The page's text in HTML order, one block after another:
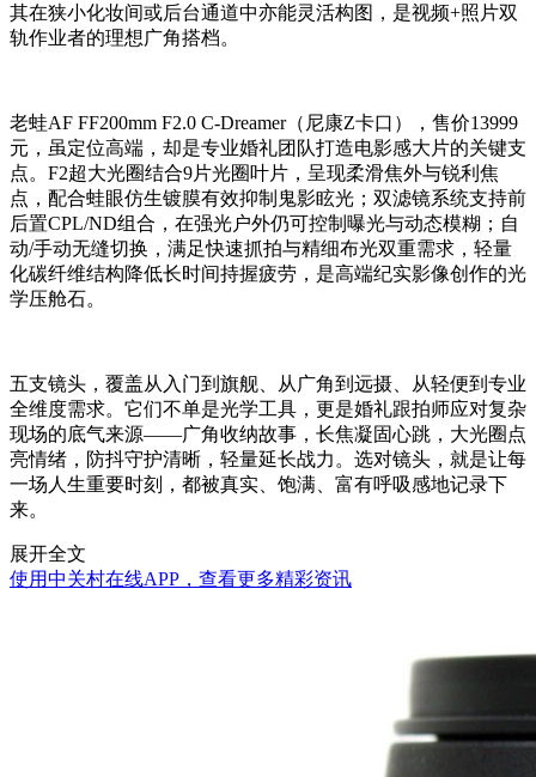
其在狭小化妆间或后台通道中亦能灵活构图，是视频+照片双
轨作业者的理想广角搭档。
老蛙AF FF200mm F2.0 C-Dreamer（尼康Z卡口），售价13999
元，虽定位高端，却是专业婚礼团队打造电影感大片的关键支
点。F2超大光圈结合9片光圈叶片，呈现柔滑焦外与锐利焦
点，配合蛙眼仿生镀膜有效抑制鬼影眩光；双滤镜系统支持前
后置CPL/ND组合，在强光户外仍可控制曝光与动态模糊；自
动/手动无缝切换，满足快速抓拍与精细布光双重需求，轻量
化碳纤维结构降低长时间持握疲劳，是高端纪实影像创作的光
学压舱石。
五支镜头，覆盖从入门到旗舰、从广角到远摄、从轻便到专业
全维度需求。它们不单是光学工具，更是婚礼跟拍师应对复杂
现场的底气来源——广角收纳故事，长焦凝固心跳，大光圈点
亮情绪，防抖守护清晰，轻量延长战力。选对镜头，就是让每
一场人生重要时刻，都被真实、饱满、富有呼吸感地记录下
来。
展开全文
使用中关村在线APP，查看更多精彩资讯